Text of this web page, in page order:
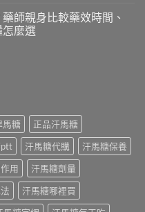
師親身比較藥效時間、
麼選
馬糖
正品汗馬糖
ptt 汗馬糖代購
汗馬糖保養
用
汗馬糖劑量
汗馬糖哪裡買